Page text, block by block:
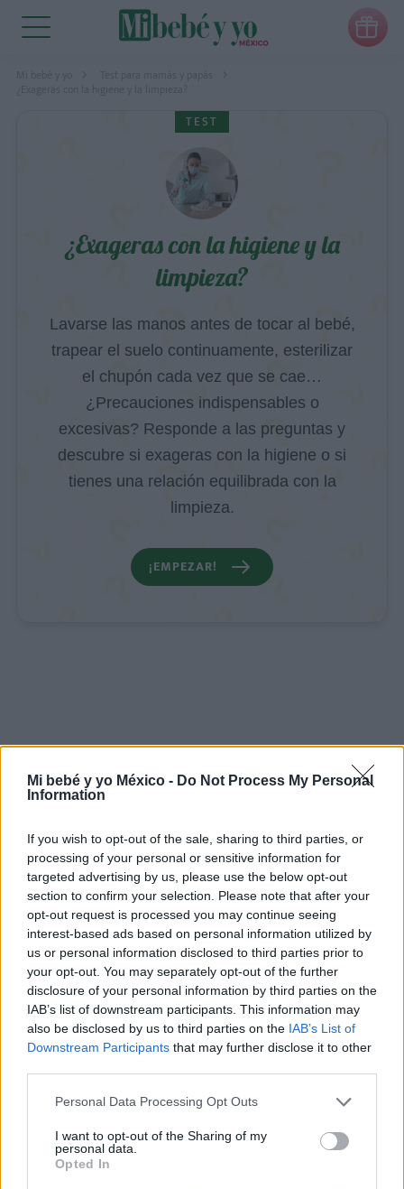
Mi bebé y yo México - Do Not Process My Personal
Information
If you wish to opt-out of the sale, sharing to third parties, or
processing of your personal or sensitive information for
targeted advertising by us, please use the below opt-out
section to confirm your selection. Please note that after your
opt-out request is processed you may continue seeing
interest-based ads based on personal information utilized by
us or personal information disclosed to third parties prior to
your opt-out. You may separately opt-out of the further
disclosure of your personal information by third parties on the
IAB’s list of downstream participants. This information may
also be disclosed by us to third parties on the IAB’s List of
Downstream Participants that may further disclose it to other
Personal Data Processing Opt Outs
I want to opt-out of the Sharing of my
personal data.
Opted In

Mi bebé y yo
Test para mamás y papás
¿Exageras con la higiene y la limpieza?
TEST
¿Exageras con la higiene y la
limpieza?
Lavarse las manos antes de tocar al bebé,
trapear el suelo continuamente, esterilizar
el chupón cada vez que se cae…
¿Precauciones indispensables o
excesivas? Responde a las preguntas y
descubre si exageras con la higiene o si
tienes una relación equilibrada con la
limpieza.
¡EMPEZAR!
¡Regístrate gratis!